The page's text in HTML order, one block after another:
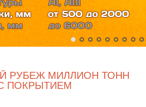
РУБЕЖ МИЛЛИОН ТОНН
ПОКРЫТИЕМ